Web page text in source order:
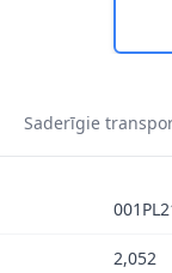
PS 21145 050 1
Saderīgie
2,052